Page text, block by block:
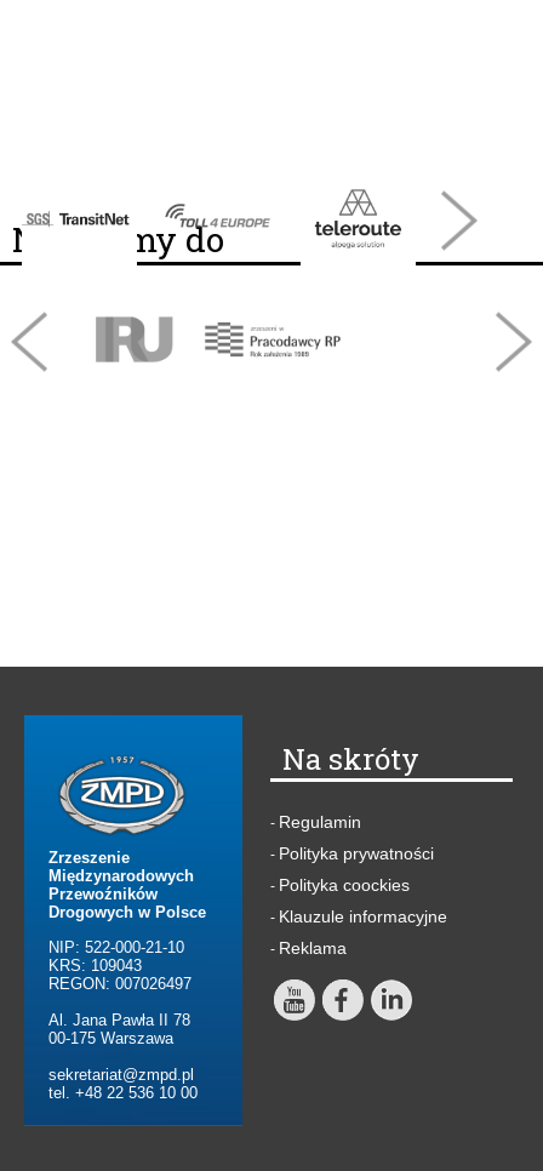
Należymy do
Zrzeszenie
Międzynarodowych
Przewoźników
Drogowych w Polsce
NIP: 522-000-21-10
KRS: 109043
REGON: 007026497
Al. Jana Pawła II 78
00-175 Warszawa
sekretariat@zmpd.pl
tel. +48 22 536 10 00
Na skróty
- Regulamin
- Polityka prywatności
- Polityka coockies
- Klauzule informacyjne
- Reklama